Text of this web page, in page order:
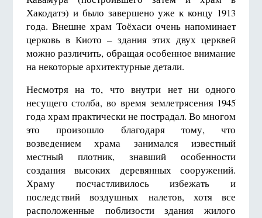
Хакодатэ) и было завершено уже к концу 1913
года. Внешне храм Тоёхаси очень напоминает
церковь в Киото – здания этих двух церквей
можно различить, обращая особенное внимание
на некоторые архитектурные детали.
Несмотря на то, что внутри нет ни одного
несущего столба, во время землетрясения 1945
года храм практически не пострадал. Во многом
это произошло благодаря тому, что
возведением храма занимался известный
местный плотник, знавший особенности
создания высоких деревянных сооружений.
Храму посчастливилось избежать и
последствий воздушных налетов, хотя все
расположенные поблизости здания жилого